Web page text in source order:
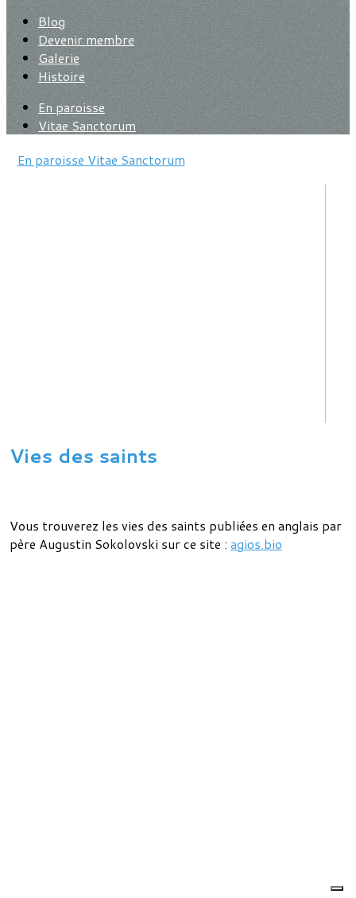
Blog
Devenir membre
Galerie
Histoire
En paroisse
Vitae Sanctorum
En paroisse Vitae Sanctorum
Vies des saints
Vous trouverez les vies des saints publiées en anglais par
père Augustin Sokolovski sur ce site : agios.bio